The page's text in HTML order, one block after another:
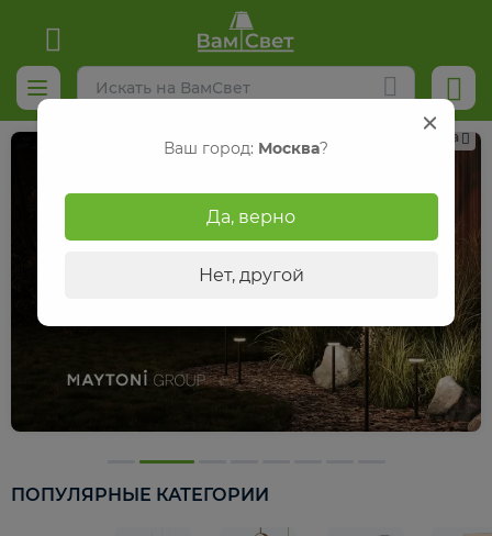
Реклама
ПОПУЛЯРНЫЕ КАТЕГОРИИ
Ваш город: Москва?
Да, верно
Нет, другой